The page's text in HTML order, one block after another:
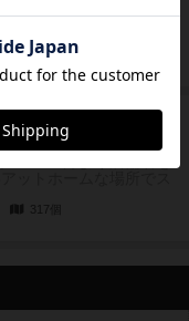
82個
317個